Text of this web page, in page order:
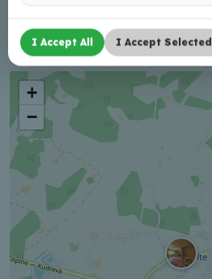
+
−
I Accept All I Accept Selected